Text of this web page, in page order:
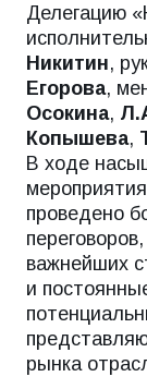
Делегацию
Никитин,
Егорова,
Осокина,
Копышева,
В ходе
проведено
важнейших
и
рынка